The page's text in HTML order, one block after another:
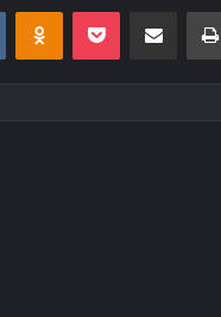
VKontakteOdnoklassniki
Pocket E-Posta ile paylaş